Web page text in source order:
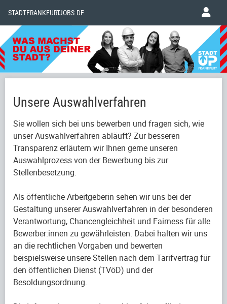
STADTFRANKFURTJOBS.DE
Unsere Auswahlverfahren
Sie wollen sich bei uns bewerben und fragen sich, wie
unser Auswahlverfahren abläuft? Zur besseren
Transparenz erläutern wir Ihnen gerne unseren
Auswahlprozess von der Bewerbung bis zur
Stellenbesetzung.
Als öffentliche Arbeitgeberin sehen wir uns bei der
Gestaltung unserer Auswahlverfahren in der besonderen
Verantwortung, Chancengleichheit und Fairness für alle
Bewerber:innen zu gewährleisten. Dabei halten wir uns
an die rechtlichen Vorgaben und bewerten
beispielsweise unsere Stellen nach dem Tarifvertrag für
den öffentlichen Dienst (TVöD) und der
Besoldungsordnung.